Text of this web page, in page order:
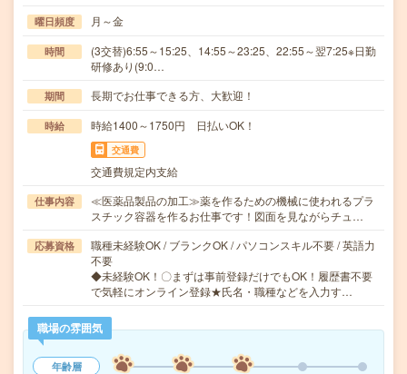
曜日頻度 月～金
時間
(3交替)6:55～15:25、14:55～23:25、22:55～翌7:25※日勤
研修あり(9:0…
期間 長期でお仕事できる方、大歓迎！
時給 時給1400～1750円 日払いOK！
交通費
交通費規定内支給
仕事内容
≪医薬品製品の加工≫薬を作るための機械に使われるプラ
スチック容器を作るお仕事です！図面を見ながらチュ…
応募資格
職種未経験OK / ブランクOK / パソコンスキル不要 / 英語力
不要
◆未経験OK！〇まずは事前登録だけでもOK！履歴書不要
で気軽にオンライン登録★氏名・職種などを入力す…
職場の雰囲気
年齢層